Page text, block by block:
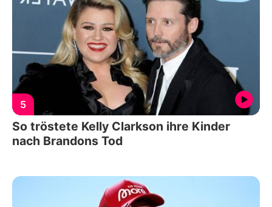
5
So tröstete Kelly Clarkson ihre Kinder
nach Brandons Tod